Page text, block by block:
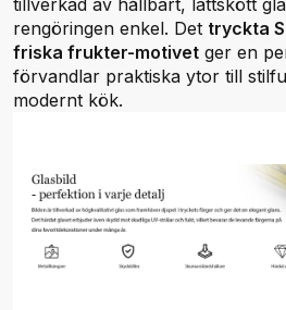
tillverkad av hållbart, lättskött
rengöringen enkel. Det tryckta
friska frukter-motivet ger en
förvandlar praktiska ytor till
modernt kök.